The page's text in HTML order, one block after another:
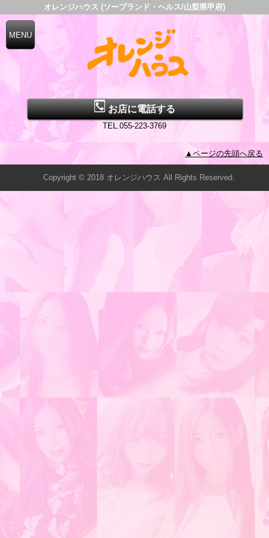
オレンジハウス (ソープランド・ヘルス/山梨県甲府)
お店に電話する
TEL.055-223-3769
▲ページの先頭へ戻る
Copyright © 2018 オレンジハウス All Rights Reserved.